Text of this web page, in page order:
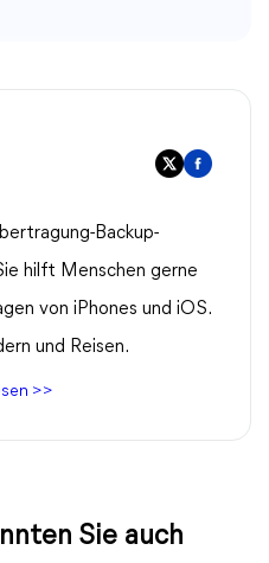
Backup-
hilft Menschen gerne
von iPhones und iOS.
und Reisen.
>>
Sie auch